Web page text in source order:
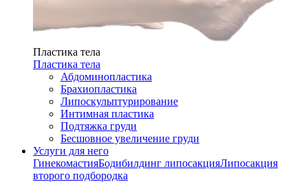
Пластика тела
Пластика тела
Абдоминопластика
Брахиопластика
Липоскульптурирование
Интимная пластика
Подтяжка груди
Бесшовное увеличение груди
Услуги для него
ГинекомастияБодибилдинг липосакцияЛипосакция
второго подбородка